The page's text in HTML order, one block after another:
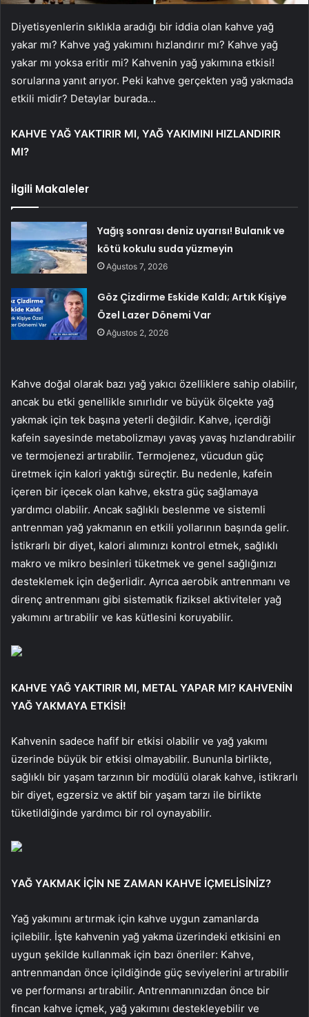
Diyetisyenlerin sıklıkla aradığı bir iddia olan kahve yağ
yakar mı? Kahve yağ yakımını hızlandırır mı? Kahve yağ
yakar mı yoksa eritir mi? Kahvenin yağ yakımına etkisi!
sorularına yanıt arıyor. Peki kahve gerçekten yağ yakmada
etkili midir? Detaylar burada…
KAHVE YAĞ YAKTIRIR MI, YAĞ YAKIMINI HIZLANDIRIR
MI?
İlgili Makaleler
Yağış sonrası deniz uyarısı! Bulanık ve
kötü kokulu suda yüzmeyin
Ağustos 7, 2026
Göz Çizdirme Eskide Kaldı; Artık Kişiye
Özel Lazer Dönemi Var
Ağustos 2, 2026
Kahve doğal olarak bazı yağ yakıcı özelliklere sahip olabilir,
ancak bu etki genellikle sınırlıdır ve büyük ölçekte yağ
yakmak için tek başına yeterli değildir. Kahve, içerdiği
kafein sayesinde metabolizmayı yavaş yavaş hızlandırabilir
ve termojenezi artırabilir. Termojenez, vücudun güç
üretmek için kalori yaktığı süreçtir. Bu nedenle, kafein
içeren bir içecek olan kahve, ekstra güç sağlamaya
yardımcı olabilir. Ancak sağlıklı beslenme ve sistemli
antrenman yağ yakmanın en etkili yollarının başında gelir.
İstikrarlı bir diyet, kalori alımınızı kontrol etmek, sağlıklı
makro ve mikro besinleri tüketmek ve genel sağlığınızı
desteklemek için değerlidir. Ayrıca aerobik antrenmanı ve
direnç antrenmanı gibi sistematik fiziksel aktiviteler yağ
yakımını artırabilir ve kas kütlesini koruyabilir.
KAHVE YAĞ YAKTIRIR MI, METAL YAPAR MI? KAHVENİN
YAĞ YAKMAYA ETKİSİ!
Kahvenin sadece hafif bir etkisi olabilir ve yağ yakımı
üzerinde büyük bir etkisi olmayabilir. Bununla birlikte,
sağlıklı bir yaşam tarzının bir modülü olarak kahve, istikrarlı
bir diyet, egzersiz ve aktif bir yaşam tarzı ile birlikte
tüketildiğinde yardımcı bir rol oynayabilir.
YAĞ YAKMAK İÇİN NE ZAMAN KAHVE İÇMELİSİNİZ?
Yağ yakımını artırmak için kahve uygun zamanlarda
içilebilir. İşte kahvenin yağ yakma üzerindeki etkisini en
uygun şekilde kullanmak için bazı öneriler: Kahve,
antrenmandan önce içildiğinde güç seviyelerini artırabilir
ve performansı artırabilir. Antrenmanınızdan önce bir
fincan kahve içmek, yağ yakımını destekleyebilir ve